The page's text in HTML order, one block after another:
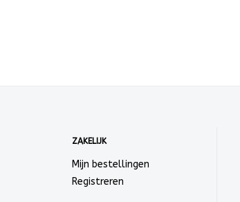
ZAKELIJK
Mijn bestellingen
Registreren